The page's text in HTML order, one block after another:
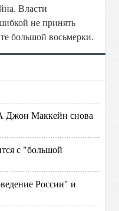
Власти
не принять
большой восьмерки.
Джон Маккейн снова
с "большой
России" и